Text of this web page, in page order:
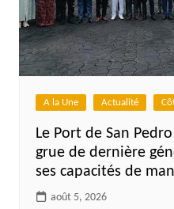
A la Une Actualité
Le Port de San
grue de dernière
ses capacités de
août 5, 2026